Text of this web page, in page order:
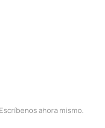
ahora mismo.